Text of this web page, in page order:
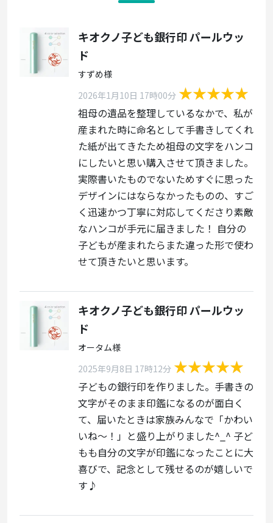
キオクノ子ども銀行印 パールウッ
ド
すずめ様
2026年1月10日 17時00分
祖母の遺品を整理しているなかで、私が
産まれた時に命名として手書きしてくれ
た紙が出てきたため祖母の文字をハンコ
にしたいと思い購入させて頂きました。
実際書いたものでないためすぐに思った
デザインにはならなかったものの、すご
く迅速かつ丁寧に対応してくださり素敵
なハンコが手元に届きました！ 自分の
子どもが産まれたらまた違った形で使わ
せて頂きたいと思います。
キオクノ子ども銀行印 パールウッ
ド
オータム様
2025年9月8日 17時12分
子どもの銀行印を作りました。手書きの
文字がそのまま印鑑になるのが面白く
て、届いたときは家族みんなで「かわい
いね～！」と盛り上がりました^_^ 子ど
もも自分の文字が印鑑になったことに大
喜びで、記念として残せるのが嬉しいで
す♪